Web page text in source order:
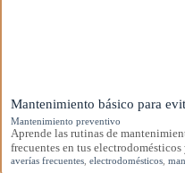
Mantenimiento básico para
Mantenimiento preventivo
Aprende las rutinas de
frecuentes en tus
averías frecuentes electrodomésticos